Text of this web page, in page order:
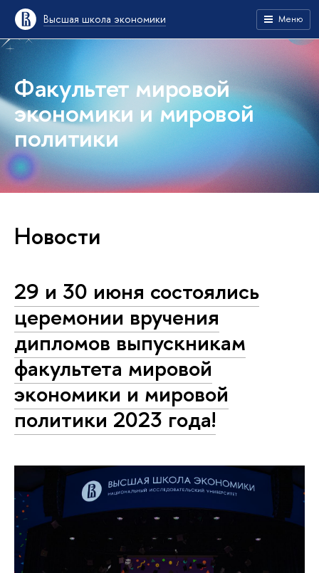
Высшая школа экономики Меню
Факультет мировой
экономики и мировой
политики
Новости
29 и 30 июня состоялись
церемонии вручения
дипломов выпускникам
факультета мировой
экономики и мировой
политики 2023 года!